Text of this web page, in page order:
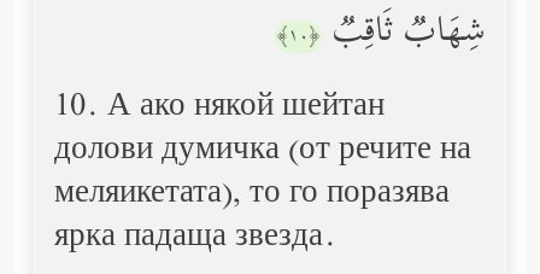
شِهَابࣱ ثَاقِبࣱ ﴿١٠﴾
10. А ако някой шейтан
долови думичка (от речите на
меляикетата), то го поразява
ярка падаща звезда.